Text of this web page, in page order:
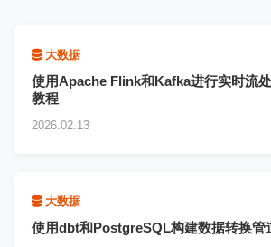
大数据
使用Apache Flink和Kafka进行实时流
教程
2026.02.13
大数据
使用dbt和PostgreSQL构建数据转换管